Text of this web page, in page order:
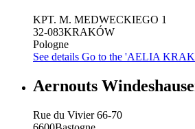
KPT. M. MEDWECKIEGO 1
32-083KRAKÓW
Pologne
See details Go to the 'AELIA
Aernouts
Rue du Vivier 66-70